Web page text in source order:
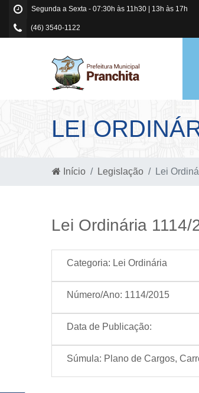
Segunda a Sexta - 07:30h às 11h30 | 13h às 17h
(46) 3540-1122
LEI
Início Legislação Lei
Lei Ordinária 1114/
Categoria: Lei Ordinária
Número/Ano: 1114/2015
Data de Publicação:
Súmula: Plano de Cargos,